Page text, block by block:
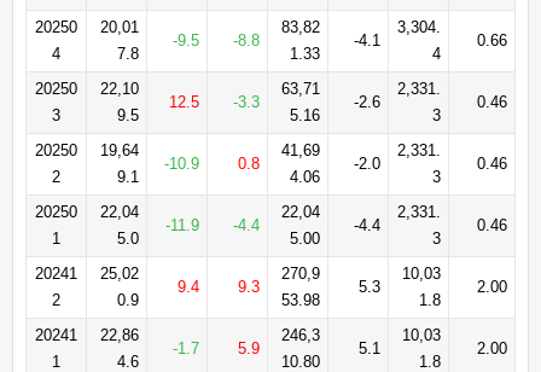
20250
4
20,01
7.8
-9.5 -8.8
83,82
1.33
-4.1
3,304.
4
0.66
20250
3
22,10
9.5
12.5 -3.3
63,71
5.16
-2.6
2,331.
3
0.46
20250
2
19,64
9.1
-10.9 0.8
41,69
4.06
-2.0
2,331.
3
0.46
20250
1
22,04
5.0
-11.9 -4.4
22,04
5.00
-4.4
2,331.
3
0.46
20241
2
25,02
0.9
9.4 9.3
270,9
53.98
5.3
10,03
1.8
2.00
20241
1
22,86
4.6
-1.7 5.9
246,3
10.80
5.1
10,03
1.8
2.00